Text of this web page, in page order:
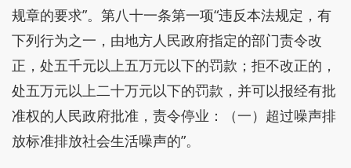
规章的要求”。第八十一条第一项“违反本法规定，有
下列行为之一，由地方人民政府指定的部门责令改
正，处五千元以上五万元以下的罚款；拒不改正的，
处五万元以上二十万元以下的罚款，并可以报经有批
准权的人民政府批准，责令停业：（一）超过噪声排
放标准排放社会生活噪声的”。